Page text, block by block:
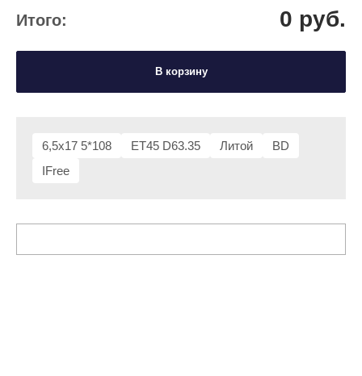
6,5x17 5*108 ET45 D63.35 Литой
BD
IFree
Итого: 0 руб.
В корзину